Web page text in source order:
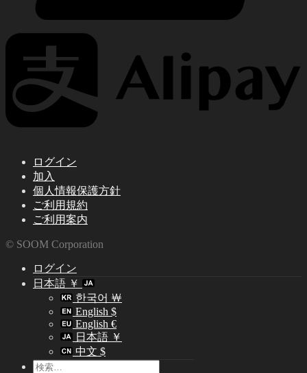
ログイン
加入
個人情報保護方針
ご利用規約
ご利用案内
© SOOM Corporation
ログイン
日本語 ￥
한국어 ￦
English $
English €
日本語 ￥
中文 $
検